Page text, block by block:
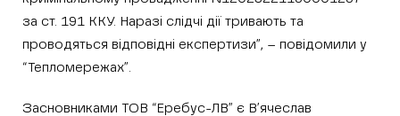
за ст. 191 ККУ. Наразі слідчі дії тривають та
проводяться відповідні експертизи”, – повідомили у
“Тепломережах”.
Засновниками ТОВ “Еребус-ЛВ” є В’ячеслав